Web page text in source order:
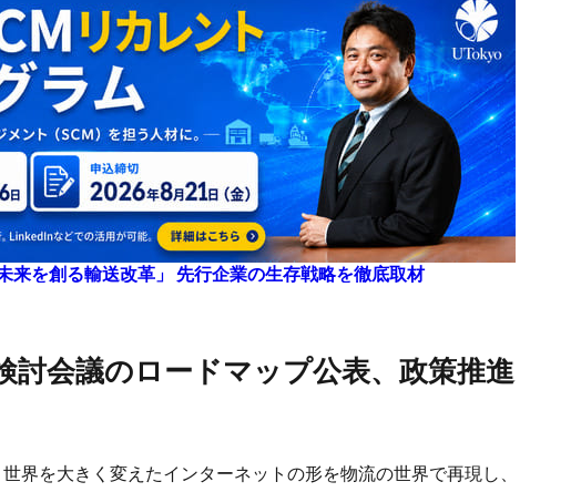
来を創る輸送改革」 先行企業の生存戦略を徹底取材
界を大きく変えたインターネットの形を物流の世界で再現し、